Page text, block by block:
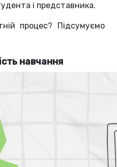
і представника.
процес? Підсумуємо
навчання